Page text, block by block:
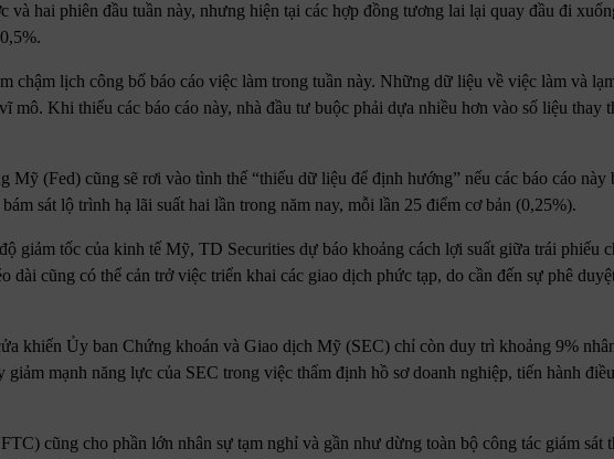
hai phiên đầu tuần này, nhưng hiện tại các hợp đồng tương lai lại quay đầu đi
chậm lịch công bố báo cáo việc làm trong tuần này. Những dữ liệu về việc làm và
mô. Khi thiếu các báo cáo này, nhà đầu tư buộc phải dựa nhiều hơn vào số liệu thay
(Fed) cũng sẽ rơi vào tình thế “thiếu dữ liệu để định hướng” nếu các báo cáo này
sát lộ trình hạ lãi suất hai lần trong năm nay, mỗi lần 25 điểm cơ bản (0,25%).
giảm tốc của kinh tế Mỹ, TD Securities dự báo khoảng cách lợi suất giữa trái phiếu
dài cũng có thể cản trở việc triển khai các giao dịch phức tạp, do cần đến sự phê
khiến Ủy ban Chứng khoán và Giao dịch Mỹ (SEC) chỉ còn duy trì khoảng 9%
mạnh năng lực của SEC trong việc thẩm định hồ sơ doanh nghiệp, tiến hành
cũng cho phần lớn nhân sự tạm nghỉ và gần như dừng toàn bộ công tác giám sát